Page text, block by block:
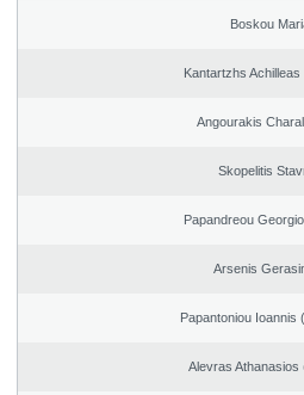
Boskou
Kantartzhs Achilleas
Angourakis
Skopelitis
Papandreou
Arsenis
Papantoniou Ioannis
Alevras Athanasios